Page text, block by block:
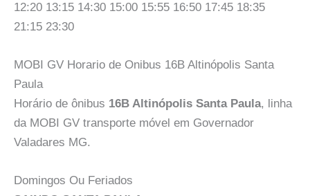
12:20 13:15 14:30 15:00 15:55 16:50 17:45 18:35
21:15 23:30
MOBI GV Horario de Onibus 16B Altinópolis Santa
Paula
Horário de ônibus 16B Altinópolis Santa Paula, linha
da MOBI GV transporte móvel em Governador
Valadares MG.
Domingos Ou Feriados